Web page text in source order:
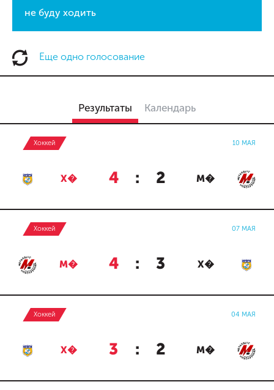
не буду ходить
Еще одно голосование
Результаты Календарь
Хоккей 10 МАЯ
Х� 4 : 2 М�
Хоккей 07 МАЯ
М� 4 : 3 Х�
Хоккей 04 МАЯ
Х� 3 : 2 М�